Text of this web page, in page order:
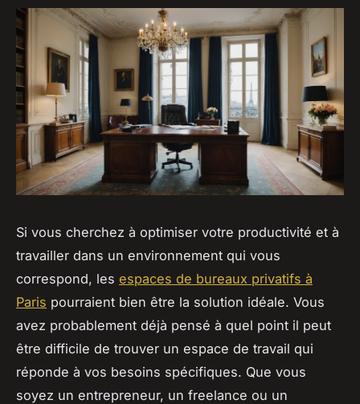
Si vous cherchez à optimiser votre productivité et à
travailler dans un environnement qui vous
correspond, les espaces de bureaux privatifs à
Paris pourraient bien être la solution idéale. Vous
avez probablement déjà pensé à quel point il peut
être difficile de trouver un espace de travail qui
réponde à vos besoins spécifiques. Que vous
soyez un entrepreneur, un freelance ou un